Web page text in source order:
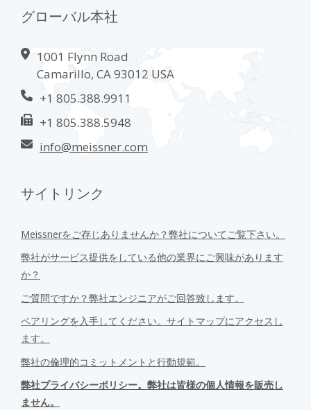
グローバル本社
1001 Flynn Road
Camarillo, CA 93012 USA
+1 805.388.9911
+1 805.388.5948
info@meissner.com
サイトリンク
Meissnerをご存じありませんか？弊社についてご覧下さい。
弊社がサービス提供をしている他の業界にご興味があります
か？
ご質問ですか？弊社エンジニアがご回答致します。
ベアリングを入手してください。サイトマップにアクセスし
ます。
弊社の倫理的コミットメントと行動規範。
弊社プライバシーポリシー。弊社は皆様の個人情報を販売し
ません。